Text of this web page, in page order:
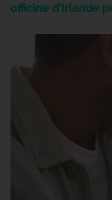
officine d’Irlande